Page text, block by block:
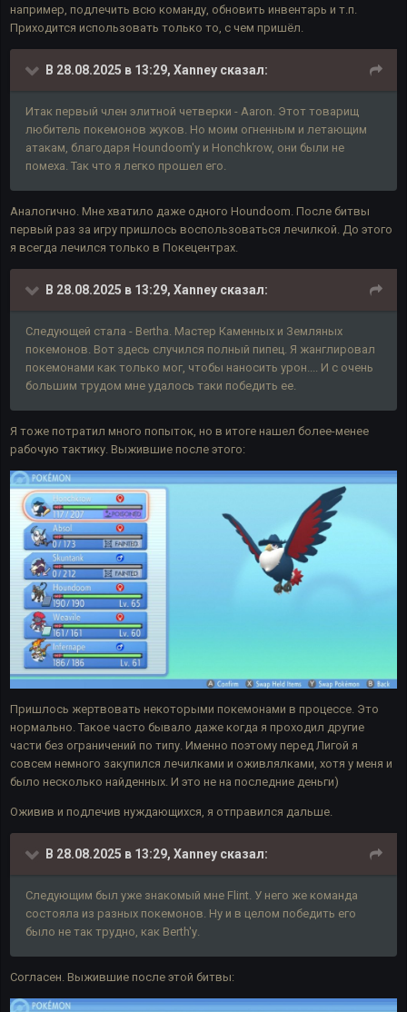
например, подлечить всю команду, обновить инвентарь и т.п.
Приходится использовать только то, с чем пришёл.
В 28.08.2025 в 13:29, Xanney сказал:
Итак первый член элитной четверки - Aaron. Этот товарищ
любитель покемонов жуков. Но моим огненным и летающим
атакам, благодаря Houndoom'у и Honchkrow, они были не
помеха. Так что я легко прошел его.
Аналогично. Мне хватило даже одного Houndoom. После битвы
первый раз за игру пришлось воспользоваться лечилкой. До этого
я всегда лечился только в Покецентрах.
В 28.08.2025 в 13:29, Xanney сказал:
Следующей стала - Bertha. Мастер Каменных и Земляных
покемонов. Вот здесь случился полный пипец. Я жанглировал
покемонами как только мог, чтобы наносить урон.... И с очень
большим трудом мне удалось таки победить ее.
Я тоже потратил много попыток, но в итоге нашел более-менее
рабочую тактику. Выжившие после этого:
Пришлось жертвовать некоторыми покемонами в процессе. Это
нормально. Такое часто бывало даже когда я проходил другие
части без ограничений по типу. Именно поэтому перед Лигой я
совсем немного закупился лечилками и оживлялками, хотя у меня и
было несколько найденных. И это не на последние деньги)
Оживив и подлечив нуждающихся, я отправился дальше.
В 28.08.2025 в 13:29, Xanney сказал:
Следующим был уже знакомый мне Flint. У него же команда
состояла из разных покемонов. Ну и в целом победить его
было не так трудно, как Berth'у.
Согласен. Выжившие после этой битвы: